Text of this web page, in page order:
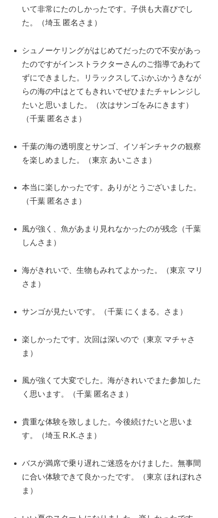
いて非常にたのしかったです。子供も大喜びでし
た。（埼玉 匿名さま）
シュノーケリングがはじめてだったので不安があっ
たのですがインストラクターさんのご指導であわて
ずにできました。リラックスしてぷかぷかうきなが
らの海の中はとてもきれいでぜひまたチャレンジし
たいと思いました。（次はサンゴをみにきます）
（千葉 匿名さま）
千葉の海の透明度とサンゴ、イソギンチャクの観察
を楽しめました。（東京 あいこさま）
本当に楽しかったです。ありがとうございました。
（千葉 匿名さま）
風が強く、魚があまり見れなかったのが残念（千葉
しんさま）
海がきれいで、生物もみれてよかった。（東京 マリ
さま）
サンゴが見たいです。（千葉 にくまる。さま）
楽しかったです。次回は深いので（東京 マチャさ
ま）
風が強くて大変でした。海がきれいでまた参加した
く思います。（千葉 匿名さま）
貴重な体験を致しました。今後続けたいと思いま
す。（埼玉 R.K.さま）
バスが満席で乗り遅れご迷惑をかけました。無事間
に合い体験できて良かったです。（東京 ほれぼれさ
ま）